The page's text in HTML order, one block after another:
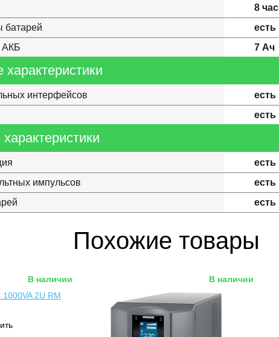
8 час
батарей
есть
АКБ
7 Ач
интерфейсов
есть
есть
есть
импульсов
есть
есть
Похожие товары
В наличии В наличии